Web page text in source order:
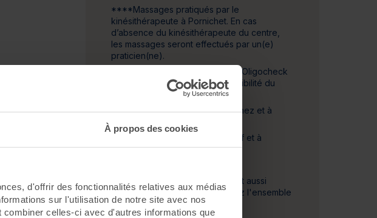
À propos des cookies
d'offrir des fonctionnalités relatives aux médias
sur l'utilisation de notre site avec nos
celles-ci avec d'autres informations que
****Massages pratiqués par le
kinésithérapeute à Pornichet. En cas
d’absence du kinésithérapeute du centre,
les massages seront effectués par un(e)
praticien(ne).
*****À Douarnenez, séance d'Oligocheck
ou de Cardi/Check selon disponibilité du
*******Uniquement à Douarnenez et à
*********Uniquement à Roscoff et à
Pornichet - Baie de la Baule.
Le séjour Cure Santé Durable est aussi
disponible en5jours. Découvrez l'ensemble
de ces séjoursICI.